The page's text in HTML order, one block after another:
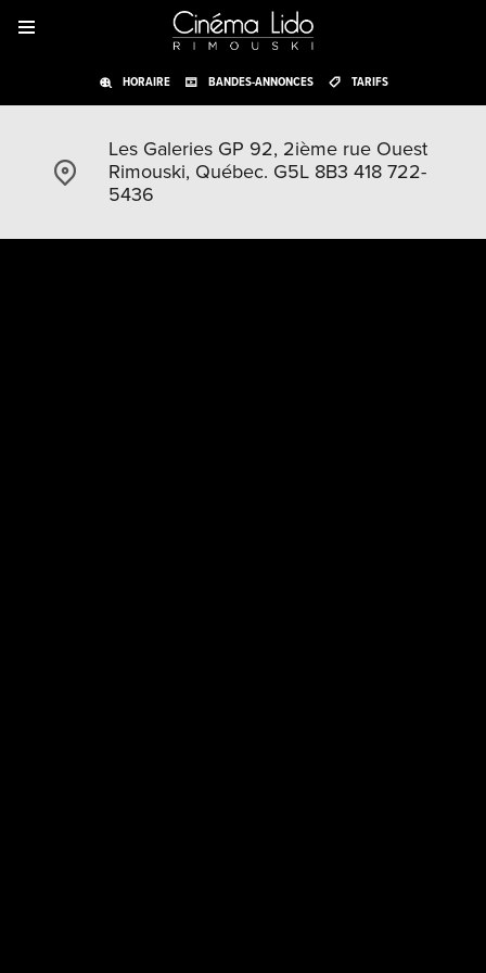
HORAIRE BANDES-ANNONCES TARIFS
Les Galeries GP 92, 2ième rue Ouest
Rimouski, Québec. G5L 8B3 418 722-
5436